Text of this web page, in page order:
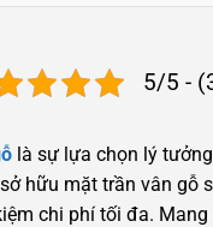
5/5 -
là sự lựa chọn lý
hữu mặt trần vân gỗ
chi phí tối đa. Mang